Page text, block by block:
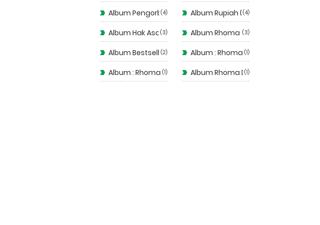
Album Pengorbanan
4 Album Rupiah ( 1975 )
4
Album Hak Asasi (1977)
3 Album Rhoma Haram
3
Album Bestseller Dangdut
2 Album : Rhoma Irama Rela
1
Album : Rhoma Modern
1 Album Rhoma Dangdut
1